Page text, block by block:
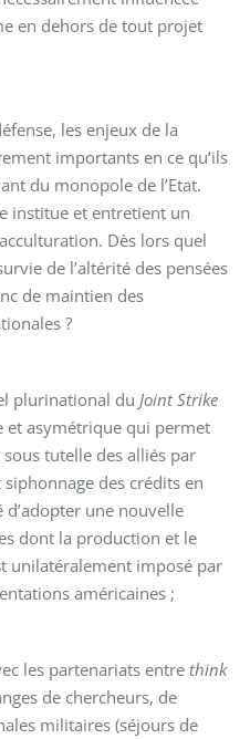
en dehors de tout projet
les enjeux de la
importants en ce qu’ils
du monopole de l’Etat.
institue et entretient un
Dès lors quel
de l’altérité des pensées
de maintien des
?
plurinational du Joint Strike
asymétrique qui permet
tutelle des alliés par
des crédits en
d’adopter une nouvelle
dont la production et le
unilatéralement imposé par
américaines ;
les partenariats entre think
de chercheurs, de
militaires (séjours de